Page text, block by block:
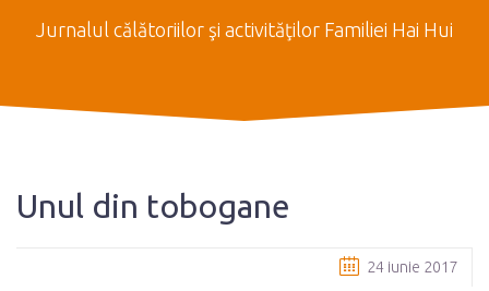
Jurnalul călătoriilor şi activităţilor Familiei Hai Hui
Unul din tobogane
24 iunie 2017